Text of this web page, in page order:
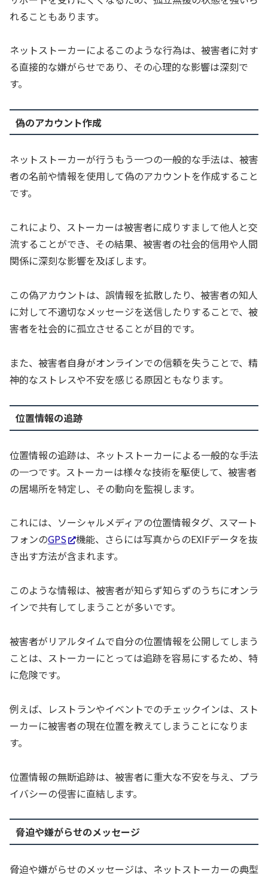
れることもあります。
ネットストーカーによるこのような行為は、被害者に対す
る直接的な嫌がらせであり、その心理的な影響は深刻で
す。
偽のアカウント作成
ネットストーカーが行うもう一つの一般的な手法は、被害
者の名前や情報を使用して偽のアカウントを作成すること
です。
これにより、ストーカーは被害者に成りすまして他人と交
流することができ、その結果、被害者の社会的信用や人間
関係に深刻な影響を及ぼします。
この偽アカウントは、誤情報を拡散したり、被害者の知人
に対して不適切なメッセージを送信したりすることで、被
害者を社会的に孤立させることが目的です。
また、被害者自身がオンラインでの信頼を失うことで、精
神的なストレスや不安を感じる原因ともなります。
位置情報の追跡
位置情報の追跡は、ネットストーカーによる一般的な手法
の一つです。ストーカーは様々な技術を駆使して、被害者
の居場所を特定し、その動向を監視します。
これには、ソーシャルメディアの位置情報タグ、スマート
フォンのGPS
機能、さらには写真からのEXIFデータを抜
き出す方法が含まれます。
このような情報は、被害者が知らず知らずのうちにオンラ
インで共有してしまうことが多いです。
被害者がリアルタイムで自分の位置情報を公開してしまう
ことは、ストーカーにとっては追跡を容易にするため、特
に危険です。
例えば、レストランやイベントでのチェックインは、スト
ーカーに被害者の現在位置を教えてしまうことになりま
す。
位置情報の無断追跡は、被害者に重大な不安を与え、プラ
イバシーの侵害に直結します。
脅迫や嫌がらせのメッセージ
脅迫や嫌がらせのメッセージは、ネットストーカーの典型